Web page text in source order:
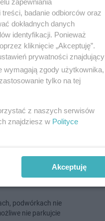
dodano 30-6-2021
silnych
podwórkach nie
nie parkujcie
zapewniania
badanie odbiorców oraz
dokładnych danych
identyfikacji. Ponieważ
kliknięcie „Akceptuję”.
prywatności znajdujący
wymagają zgody użytkownika,
tylko na tej
z naszych serwisów
znajdziesz w Polityce
Akceptuję